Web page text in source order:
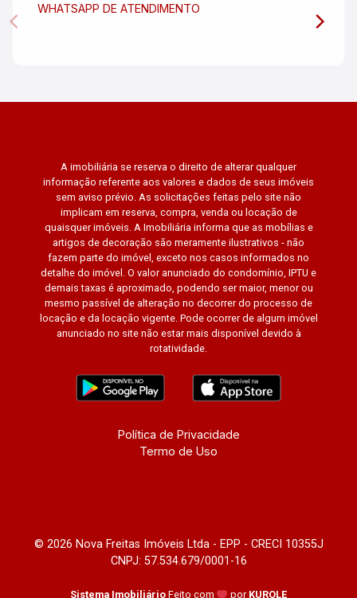
WHATSAPP DE ATENDIMENTO
A imobiliária se reserva o direito de alterar qualquer
informação referente aos valores e dados de seus imóveis
sem aviso prévio. As solicitações feitas pelo site não
implicam em reserva, compra, venda ou locação de
quaisquer imóveis. A Imobiliária informa que as mobílias e
artigos de decoração são meramente ilustrativos - não
fazem parte do imóvel, exceto nos casos informados no
detalhe do imóvel. O valor anunciado do condomínio, IPTU e
demais taxas é aproximado, podendo ser maior, menor ou
mesmo passível de alteração no decorrer do processo de
locação e da locação vigente. Pode ocorrer de algum imóvel
anunciado no site não estar mais disponível devido à
rotatividade.
Política de Privacidade
Termo de Uso
© 2026 Nova Freitas Imóveis Ltda - EPP - CRECI 10355J
CNPJ: 57.534.679/0001-16
Sistema Imobiliário Feito com por KUROLE